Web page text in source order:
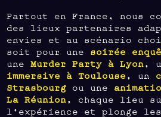
Partout en France, nous
des lieux partenaires
envies et au scénario
soit pour une
soirée
uneMurder Party à Lyon,
immersive à Toulouse , un
Strasbourg ou une
La Réunion, chaque lieu
l’expérience et plonge